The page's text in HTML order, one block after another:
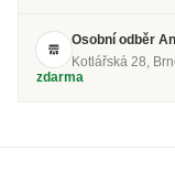
Osobní odběr
Kotlářská 28,
zdarma